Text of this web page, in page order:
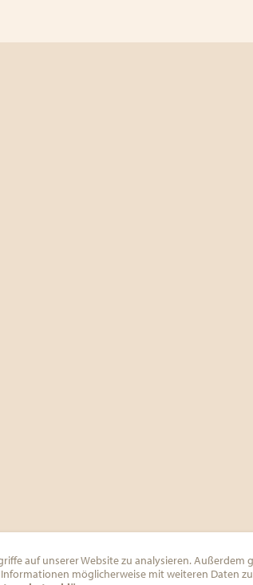
auf unserer Website zu analysieren. Außerdem
möglicherweise mit weiteren Daten